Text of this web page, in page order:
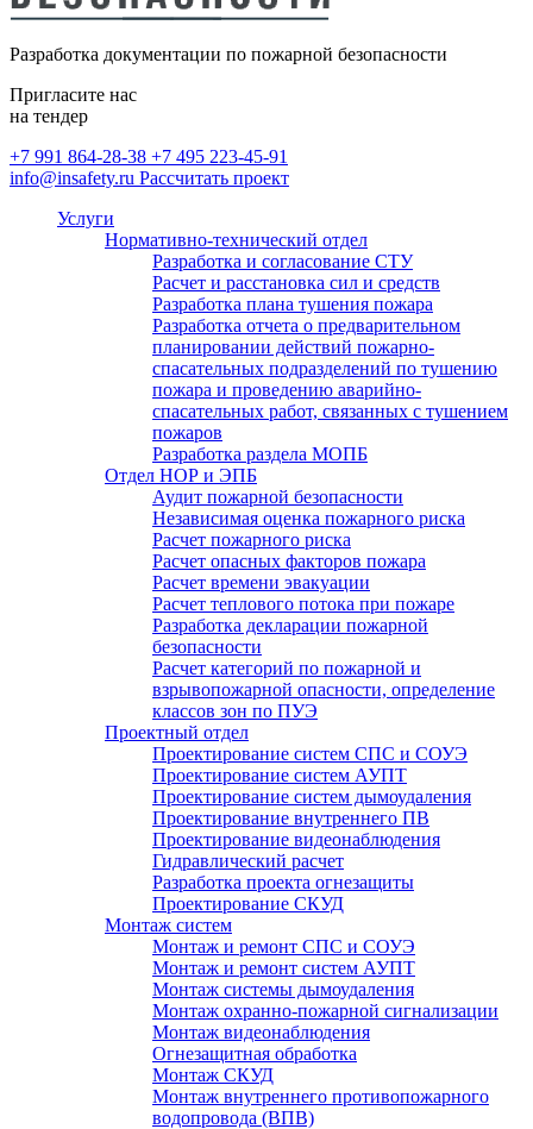
Разработка документации по пожарной безопасности
Пригласите нас
на тендер
+7 991 864-28-38 +7 495 223-45-91
info@insafety.ru Рассчитать проект
Услуги
Нормативно-технический отдел
Разработка и согласование СТУ
Расчет и расстановка сил и средств
Разработка плана тушения пожара
Разработка отчета о предварительном
планировании действий пожарно-
спасательных подразделений по тушению
пожара и проведению аварийно-
спасательных работ, связанных с тушением
пожаров
Разработка раздела МОПБ
Отдел НОР и ЭПБ
Аудит пожарной безопасности
Независимая оценка пожарного риска
Расчет пожарного риска
Расчет опасных факторов пожара
Расчет времени эвакуации
Расчет теплового потока при пожаре
Разработка декларации пожарной
безопасности
Расчет категорий по пожарной и
взрывопожарной опасности, определение
классов зон по ПУЭ
Проектный отдел
Проектирование систем СПС и СОУЭ
Проектирование систем АУПТ
Проектирование систем дымоудаления
Проектирование внутреннего ПВ
Проектирование видеонаблюдения
Гидравлический расчет
Разработка проекта огнезащиты
Проектирование СКУД
Монтаж систем
Монтаж и ремонт СПС и СОУЭ
Монтаж и ремонт систем АУПТ
Монтаж системы дымоудаления
Монтаж охранно-пожарной сигнализации
Монтаж видеонаблюдения
Огнезащитная обработка
Монтаж СКУД
Монтаж внутреннего противопожарного
водопровода (ВПВ)
безопасности
Расчет категорий по пожарной и
взрывопожарной опасности,
определение классов зон по ПУЭ
Пожарный аутсорсинг
Монтаж внутреннего
(ВПВ)